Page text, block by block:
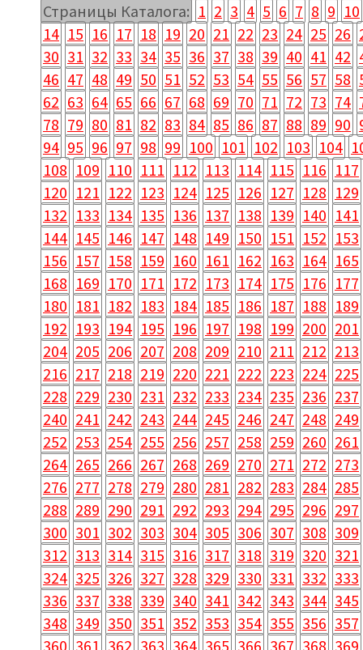
Страницы Каталога: 1 2 3 4 5 6 7 8 9 10
14 15 16 17 18 19 20 21 22 23 24 25 26
30 31 32 33 34 35 36 37 38 39 40 41 42
46 47 48 49 50 51 52 53 54 55 56 57 58
62 63 64 65 66 67 68 69 70 71 72 73 74
78 79 80 81 82 83 84 85 86 87 88 89 90
94 95 96 97 98 99 100 101 102 103 104
108 109 110 111 112 113 114 115 116 117
120 121 122 123 124 125 126 127 128 129
132 133 134 135 136 137 138 139 140 141
144 145 146 147 148 149 150 151 152 153
156 157 158 159 160 161 162 163 164 165
168 169 170 171 172 173 174 175 176 177
180 181 182 183 184 185 186 187 188 189
192 193 194 195 196 197 198 199 200 201
204 205 206 207 208 209 210 211 212 213
216 217 218 219 220 221 222 223 224 225
228 229 230 231 232 233 234 235 236 237
240 241 242 243 244 245 246 247 248 249
252 253 254 255 256 257 258 259 260 261
264 265 266 267 268 269 270 271 272 273
276 277 278 279 280 281 282 283 284 285
288 289 290 291 292 293 294 295 296 297
300 301 302 303 304 305 306 307 308 309
312 313 314 315 316 317 318 319 320 321
324 325 326 327 328 329 330 331 332 333
336 337 338 339 340 341 342 343 344 345
348 349 350 351 352 353 354 355 356 357
360 361 362 363 364 365 366 367 368 369